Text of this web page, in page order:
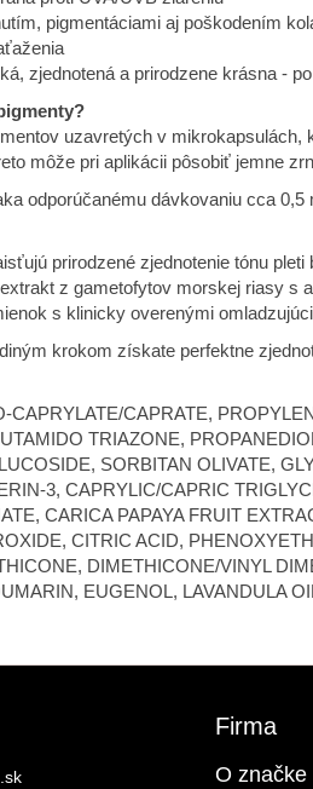
pigmentáciami aj poškodením
zjednotená a prirodzene krásna -
uzavretých v
môže pri aplikácii pôsobiť jemne
odporúčanému dávkovaniu cca
prirodzené zjednotenie tónu pleti
z gametofytov morskej riasy s
s klinicky overenými
krokom získate perfektne
CAPRYLATE/CAPRATE,
TRIAZONE,
SORBITAN OLIVATE,
3, CAPRYLIC/CAPRIC
CARICA PAPAYA FRUIT
CITRIC ACID,
DIMETHICONE/VINYL
EUGENOL, LAVANDULA
Firma
O značke